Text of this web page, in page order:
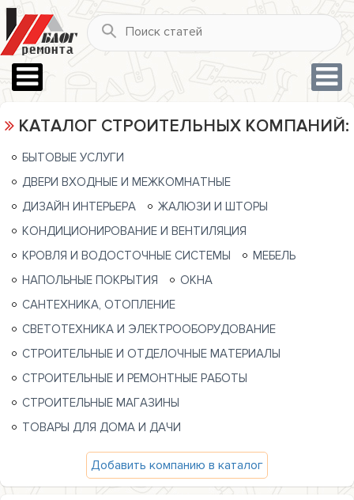
КАТАЛОГ СТРОИТЕЛЬНЫХ КОМПАНИЙ:
БЫТОВЫЕ УСЛУГИ
ДВЕРИ ВХОДНЫЕ И МЕЖКОМНАТНЫЕ
ДИЗАЙН ИНТЕРЬЕРА
ЖАЛЮЗИ И ШТОРЫ
КОНДИЦИОНИРОВАНИЕ И ВЕНТИЛЯЦИЯ
КРОВЛЯ И ВОДОСТОЧНЫЕ СИСТЕМЫ
МЕБЕЛЬ
НАПОЛЬНЫЕ ПОКРЫТИЯ
ОКНА
САНТЕХНИКА, ОТОПЛЕНИЕ
СВЕТОТЕХНИКА И ЭЛЕКТРООБОРУДОВАНИЕ
СТРОИТЕЛЬНЫЕ И ОТДЕЛОЧНЫЕ МАТЕРИАЛЫ
СТРОИТЕЛЬНЫЕ И РЕМОНТНЫЕ РАБОТЫ
СТРОИТЕЛЬНЫЕ МАГАЗИНЫ
ТОВАРЫ ДЛЯ ДОМА И ДАЧИ
Добавить компанию в каталог